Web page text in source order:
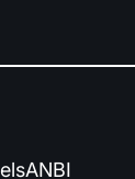
ANBI